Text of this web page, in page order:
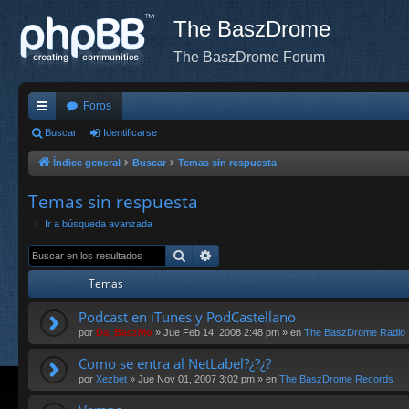
The BaszDrome
The BaszDrome Forum
nl
ac
pi
do
s
Foros
Buscar Identificarse
Índice general Buscar Temas sin respuesta
Temas sin respuesta
Ir a búsqueda avanzada
Buscar
Temas
Podcast en iTunes y PodCastellano
por Da_BaszMo » Jue Feb 14, 2008 2:48 pm » en The BaszDrome Radio
Como se entra al NetLabel?¿?¿?
por Xezbet » Jue Nov 01, 2007 3:02 pm » en The BaszDrome Records